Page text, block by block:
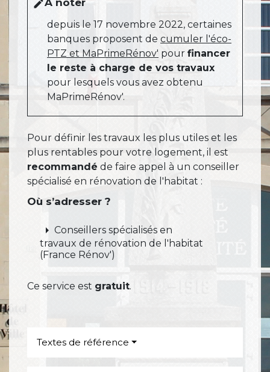
editÀ noter
depuis le 17 novembre 2022, certaines
banques proposent de cumuler l'éco-
PTZ et MaPrimeRénov' pour financer
le reste à charge de vos travaux
pour lesquels vous avez obtenu
MaPrimeRénov'.
Pour définir les travaux les plus utiles et les
plus rentables pour votre logement, il est
recommandé de faire appel à un conseiller
spécialisé en rénovation de l'habitat :
Où s’adresser ?
arrow_right Conseillers spécialisés en
travaux de rénovation de l'habitat
(France Rénov')
Ce service est gratuit.
Textes de référence